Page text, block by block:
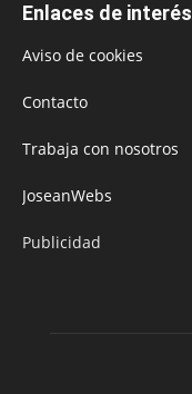
Enlaces de interés
Aviso de cookies
Contacto
Trabaja con nosotros
JoseanWebs
Publicidad